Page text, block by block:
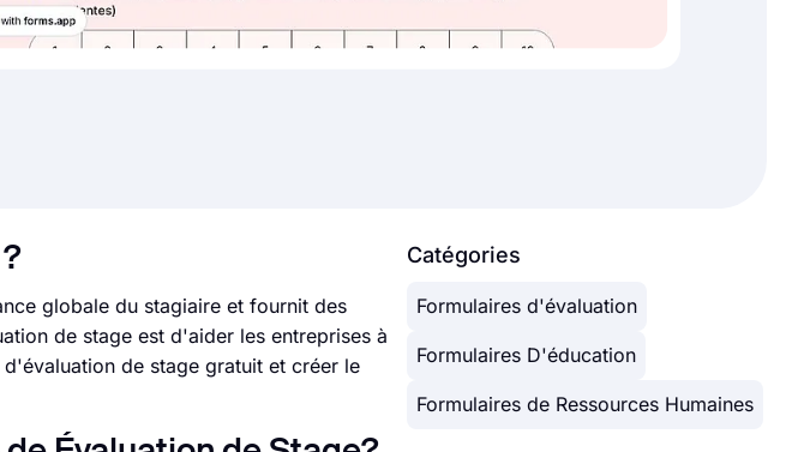
globale du stagiaire et fournit des
de stage est d'aider les entreprises à
de stage gratuit et créer le
Catégories
Formulaires d'évaluation
Formulaires D'éducation
Formulaires de Ressources Humaines